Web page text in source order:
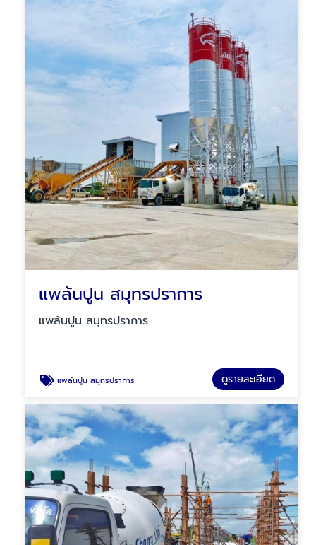
แพล้นปูน สมุทรปราการ
แพล้นปูน สมุทรปราการ
แพล้นปูน สมุทรปราการ ดูรายละเอียด